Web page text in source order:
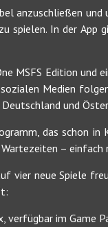
anzuschließen
spielen. In der App
MSFS Edition und
Medien
und
das schon
–
vier neue Spiele
im Game